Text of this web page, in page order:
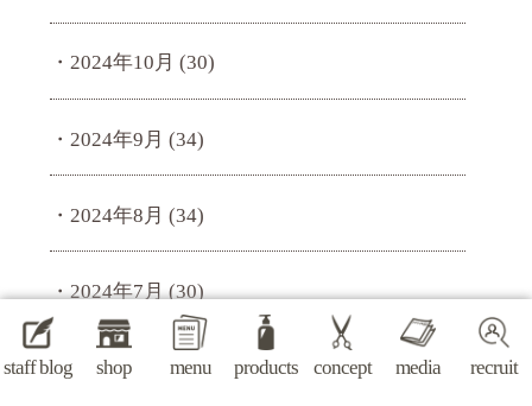
staff blog shop menu products concept media recruit
2024年10月 (30)
2024年9月 (34)
2024年8月 (34)
2024年7月(30)
2024年6月 (31)